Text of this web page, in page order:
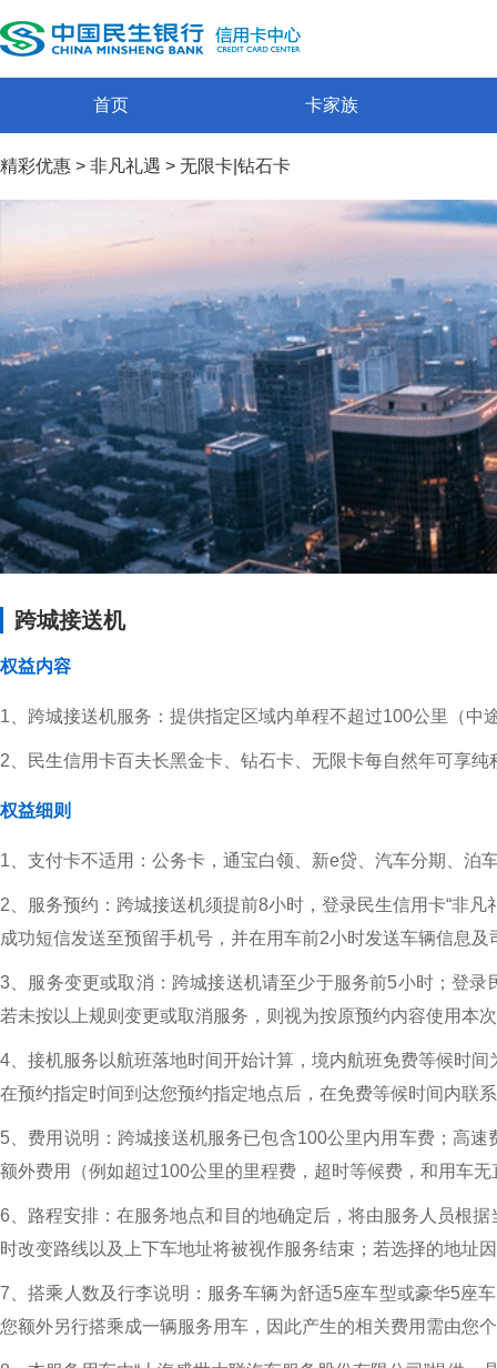
首页 卡家族
精彩优惠 > 非凡礼遇 > 无限卡|钻石卡
跨城接送机
权益内容
1、跨城接送机服务：提供指定区域内单程不超过100公里（
2、民生信用卡百夫长黑金卡、钻石卡、无限卡每自然年可享
权益细则
1、支付卡不适用：公务卡，通宝白领、新e贷、汽车分期、泊
2、服务预约：跨城接送机须提前8小时，登录民生信用卡“非
成功短信发送至预留手机号，并在用车前2小时发送车辆信息
3、服务变更或取消：跨城接送机请至少于服务前5小时；登
若未按以上规则变更或取消服务，则视为按原预约内容使用本
4、接机服务以航班落地时间开始计算，境内航班免费等候时
在预约指定时间到达您预约指定地点后，在免费等候时间内联
5、费用说明：跨城接送机服务已包含100公里内用车费；高
额外费用（例如超过100公里的里程费，超时等候费，和用车
6、路程安排：在服务地点和目的地确定后，将由服务人员根
时改变路线以及上下车地址将被视作服务结束；若选择的地址
7、搭乘人数及行李说明：服务车辆为舒适5座车型或豪华5座
您额外另行搭乘成一辆服务用车，因此产生的相关费用需由您